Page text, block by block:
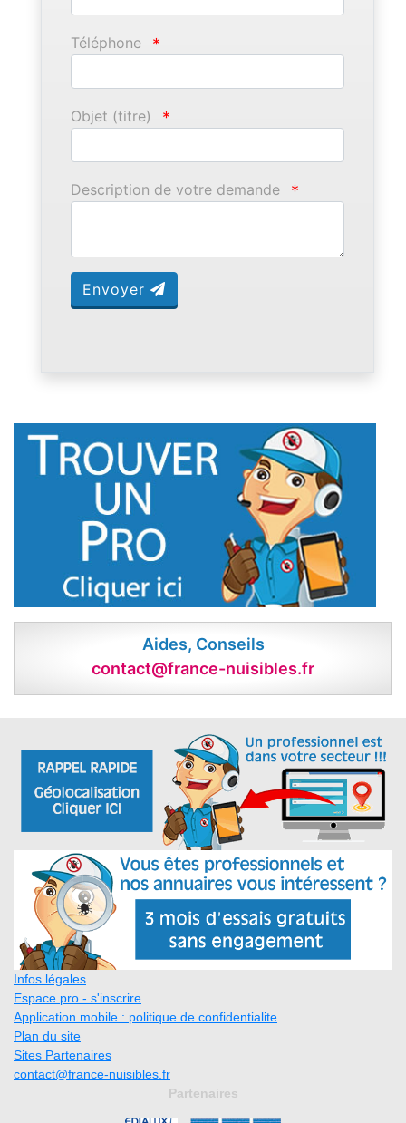
Téléphone *
Objet (titre) *
Description de votre demande *
Envoyer
Aides, Conseils
contact@france-nuisibles.fr
Infos légales
Espace pro - s'inscrire
Application mobile : politique de confidentialite
Plan du site
Sites Partenaires
contact@france-nuisibles.fr
Partenaires